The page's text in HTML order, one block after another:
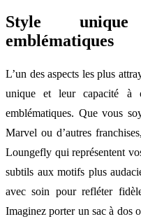
Style
emblématiques
L’un des aspects les plus
unique et leur capacité à
emblématiques. Que vous
Marvel ou d’autres
Loungefly qui représentent
subtils aux motifs plus
avec soin pour refléter
Imaginez porter un sac à dos